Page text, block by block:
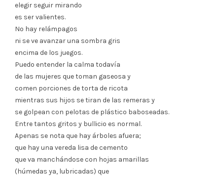
elegir seguir mirando
es ser valientes.
No hay relámpagos
ni se ve avanzar una sombra gris
encima de los juegos.
Puedo entender la calma todavía
de las mujeres que toman gaseosa y
comen porciones de torta de ricota
mientras sus hijos se tiran de las remeras y
se golpean con pelotas de plástico baboseadas.
Entre tantos gritos y bullicio es normal.
Apenas se nota que hay árboles afuera;
que hay una vereda lisa de cemento
que va manchándose con hojas amarillas
(húmedas ya, lubricadas) que